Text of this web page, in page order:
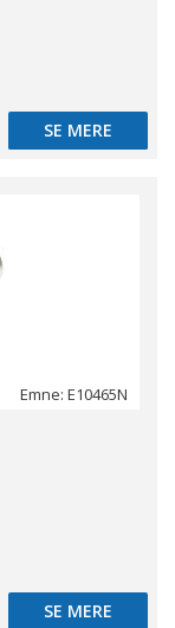
SE MERE
SE MERE
Emne: E10465N
SE MERE
SE MERE